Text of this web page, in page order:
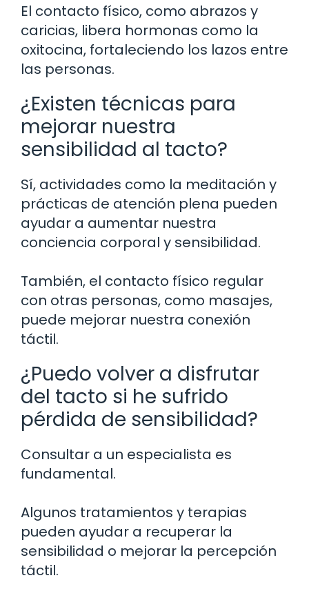
El contacto físico, como abrazos y
caricias, libera hormonas como la
oxitocina, fortaleciendo los lazos entre
las personas.
¿Existen técnicas para
mejorar nuestra
sensibilidad al tacto?
Sí, actividades como la meditación y
prácticas de atención plena pueden
ayudar a aumentar nuestra
conciencia corporal y sensibilidad.
También, el contacto físico regular
con otras personas, como masajes,
puede mejorar nuestra conexión
táctil.
¿Puedo volver a disfrutar
del tacto si he sufrido
pérdida de sensibilidad?
Consultar a un especialista es
fundamental.
Algunos tratamientos y terapias
pueden ayudar a recuperar la
sensibilidad o mejorar la percepción
táctil.